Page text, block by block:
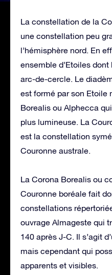
La constellation de la
une constellation peu
l’hémisphère nord. En
ensemble d’Etoiles
arc-de-cercle. Le
est formé par son Etoile
Borealis ou Alphecca
plus lumineuse. La
est la constellation
Couronne australe.
La Corona Borealis ou
Couronne boréale fait
constellations
ouvrage Almageste qui
140 après J-C. Il s’agit
mais cependant qui
apparents et visibles.